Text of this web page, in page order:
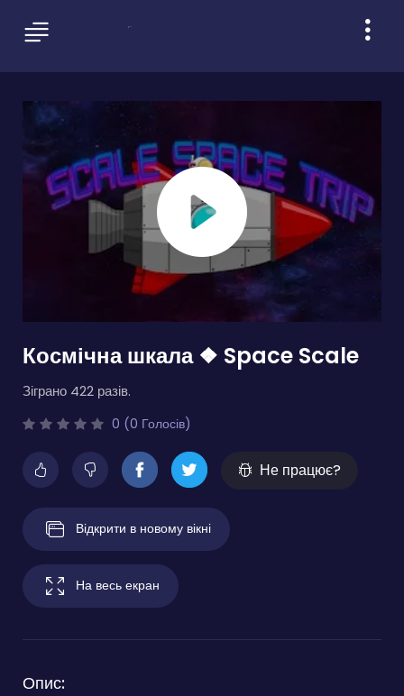
Космічна шкала ❖ Space Scale
Зіграно 422 разів.
0 (0 Голосів)
Не працює?
Відкрити в новому вікні
На весь екран
Опис: